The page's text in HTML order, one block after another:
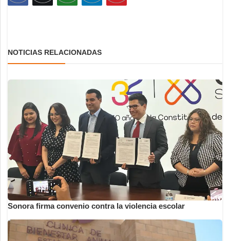
NOTICIAS RELACIONADAS
Sonora firma convenio contra la violencia escolar